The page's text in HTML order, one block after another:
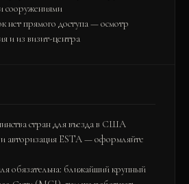
сооружениями
нет прямого доступа — осмотр
и из визит-центра
стран для въезда в США
авторизация ESTA — оформляйте
обязательна: ближайший крупный